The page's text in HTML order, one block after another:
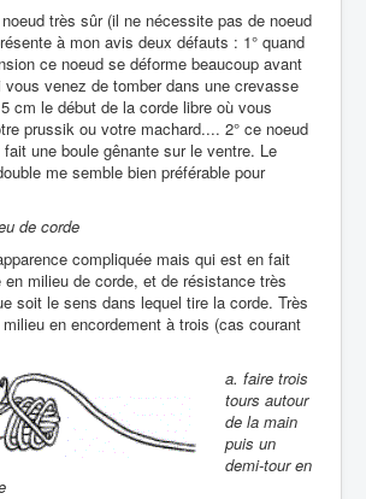
très sûr (il ne nécessite pas de noeud
à mon avis deux défauts : 1° quand
ce noeud se déforme beaucoup avant
venez de tomber dans une crevasse
cm le début de la corde libre où vous
prussik ou votre machard.... 2° ce noeud
une boule gênante sur le ventre. Le
me semble bien préférable pour
de corde
compliquée mais qui est en fait
milieu de corde, et de résistance très
soit le sens dans lequel tire la corde. Très
en encordement à trois (cas courant
a. faire trois
tours autour
de la main
puis un
demi-tour en